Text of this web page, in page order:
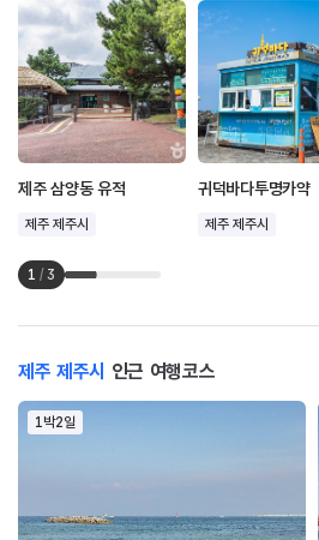
제주 삼양동 유적
제주 제주시
귀덕바다투명카약
제주 제주시
1 / 3
제주 제주시 인근 여행코스
1박2일